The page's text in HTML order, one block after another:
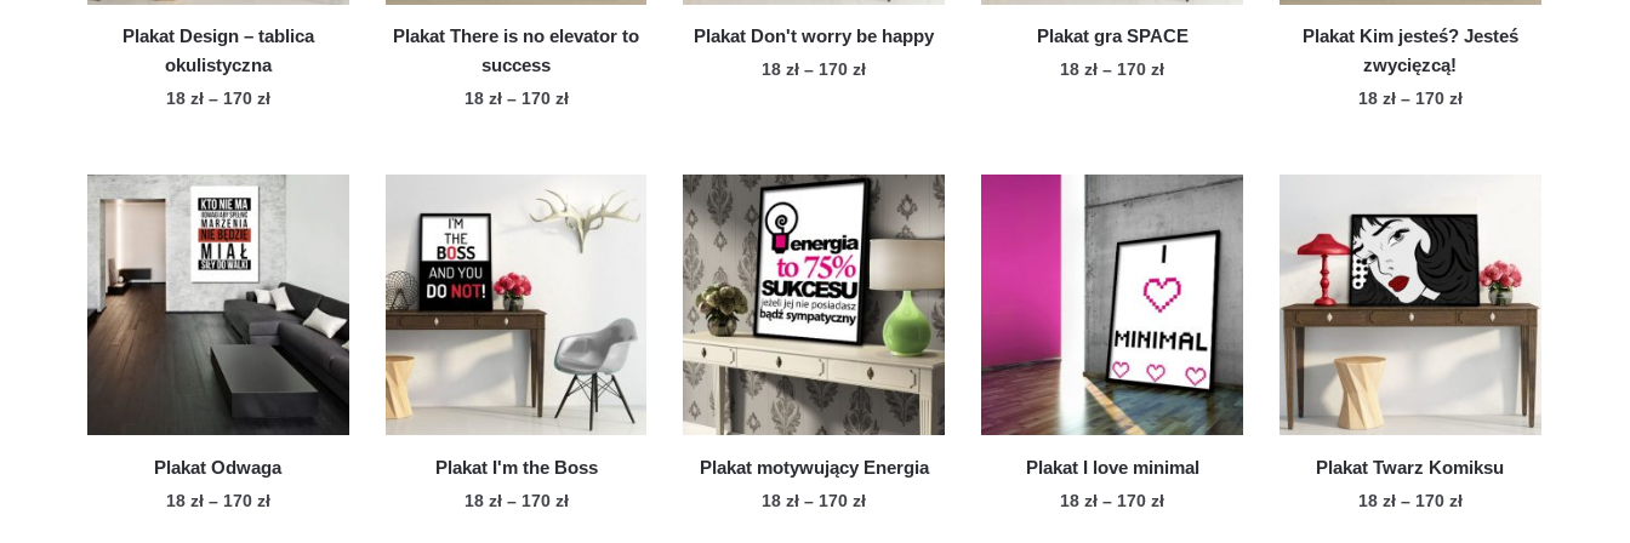
Plakat Design – tablica
okulistyczna
18 zł – 170 złZakres
18 zł
do
170 zł
produkt
ma
wiele
wariantów.
Opcje
można
wybrać
na
stronie
Plakat There is no elevator to
success
18 zł – 170 złZakres
do
170 zł
produkt
ma
wiele
wariantów.
Opcje
można
wybrać
na
stronie
Plakat Don't worry be happy
18zł – 170złZakres
do
170 zł
ma
wariantów.
Opcje
można
wybrać
na
stronie
produktu
Plakat gra SPACE
18zł – 170złZakres
do
170 zł
ma
wiele
wariantów.
Opcje
można
wybrać
na
stronie
produktu
Plakat Kim jesteś? Jesteś
zwycięzcą!
18 zł – 170 złZakres
170 zł
wiele
wariantów.
Opcje
można
wybrać
stronie
Plakat Odwaga
18 zł – 170 złZakres
Plakat I'm the Boss
18 zł – 170 złZakres
Plakat motywujący Energia
18zł – 170złZakres
Plakat I love minimal
18zł – 170złZakres
Plakat Twarz Komiksu
18 zł – 170 złZakres